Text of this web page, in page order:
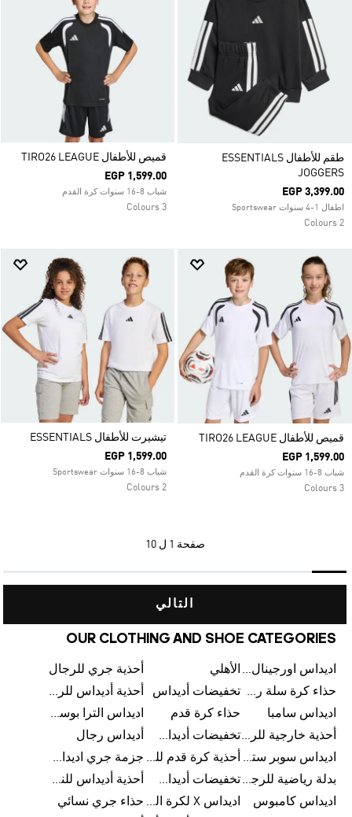
طقم للأطفال ESSENTIALS
JOGGERS
EGP 3,399.00
اطفال 1-4 سنوات Sportswear
2 Colours
قميص للأطفال TIRO26 LEAGUE
EGP 1,599.00
شباب 8-16 سنوات كرة القدم
3 Colours
قميص للأطفال TIRO26 LEAGUE
EGP 1,599.00
شباب 8-16 سنوات كرة القدم
3 Colours
تيشيرت للأطفال ESSENTIALS
EGP 1,599.00
شباب 8-16 سنوات Sportswear
2 Colours
صفحة 1 ل 10
التالي
OUR CLOTHING AND SHOE CATEGORIES
اديداس اورجينال رجالي الأهلي
أحذية جري للرجال
حذاء كرة سلة رجالي تخفيضات أديداس
أحذية أديداس للرجال
اديداس سامبا
حذاء كرة قدم
اديداس الترا بوست للرجال
أحذية خارجية للرجال
تخفيضات أديداس للرجال
أديداس رجال
اديداس سوبر ستار رجالي
أحذية كرة قدم للرجال
جزمة جري اديداس
بدلة رياضية للرجال
تخفيضات أديداس للنساء
أحذية أديداس للنساء
اديداس كامبوس
اديداس X لكرة القدم حذاء جري نسائي